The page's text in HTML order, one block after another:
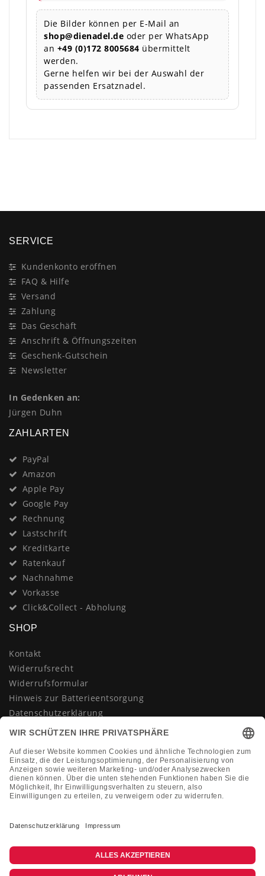
Die Bilder können per E-Mail an
shop@dienadel.de oder per WhatsApp
an +49 (0)172 8005684 übermittelt
werden.
Gerne helfen wir bei der Auswahl der
passenden Ersatznadel.
SERVICE
Kundenkonto eröffnen
FAQ & Hilfe
Versand
Zahlung
Das Geschäft
Anschrift & Öffnungszeiten
Geschenk-Gutschein
Newsletter
In Gedenken an:
Jürgen Duhn
ZAHLARTEN
PayPal
Amazon
Apple Pay
Google Pay
Rechnung
Lastschrift
Kreditkarte
Ratenkauf
Nachnahme
Vorkasse
Click&Collect - Abholung
SHOP
Kontakt
Widerrufsrecht
Widerrufsformular
Hinweis zur Batterieentsorgung
Datenschutzerklärung
AGB
Vertrag widerrufen
KONTAKT
+49 (0)2133 210433
shop@dienadel.de
Kieler Str. 18 - 41540 Dormagen